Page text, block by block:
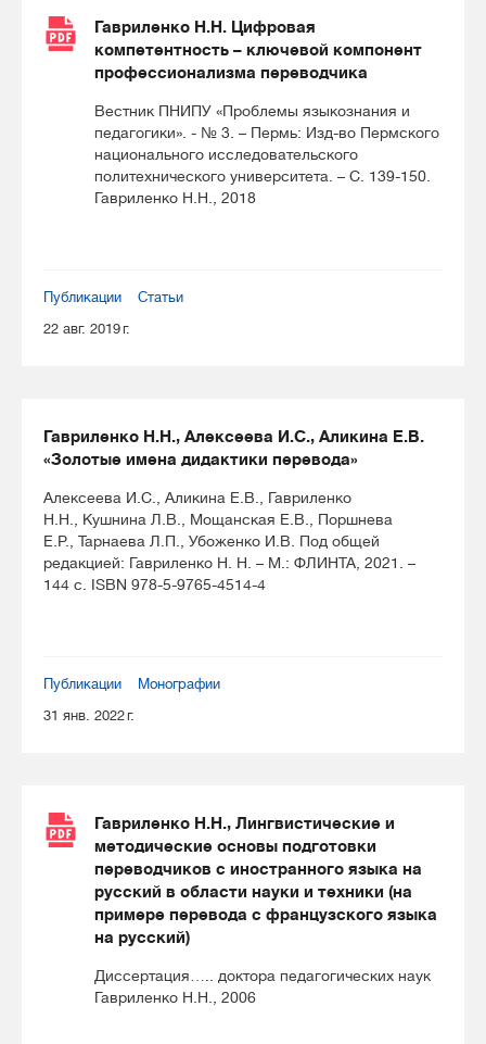
Гавриленко Н.Н. Цифровая
компетентность – ключевой компонент
профессионализма переводчика
Вестник ПНИПУ «Проблемы языкознания и
педагогики». - № 3. – Пермь: Изд-во Пермского
национального исследовательского
политехнического университета. – С. 139-150.
Гавриленко Н.Н., 2018
Публикации
Статьи
22 авг. 2019 г.
Гавриленко Н.Н., Алексеева И.С., Аликина Е.В.
«Золотые имена дидактики перевода»
Алексеева И.С., Аликина Е.В., Гавриленко
Н.Н., Кушнина Л.В., Мощанская Е.В., Поршнева
Е.Р., Тарнаева Л.П., Убоженко И.В. Под общей
редакцией: Гавриленко Н. Н. – М.: ФЛИНТА, 2021. –
144 с. ISBN 978-5-9765-4514-4
Публикации
Монографии
31 янв. 2022 г.
Гавриленко Н.Н., Лингвистические и
методические основы подготовки
переводчиков с иностранного языка на
русский в области науки и техники (на
примере перевода с французского языка
на русский)
Диссертация….. доктора педагогических наук
Гавриленко Н.Н., 2006